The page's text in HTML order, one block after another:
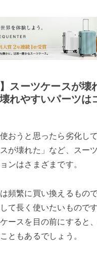
探す
〜
】スーツケースが壊
れやすいパーツは
使おうと思ったら劣化し
が壊れた」など、スー
ンはさまざまです。
頻繁に買い換えるもの
て長く使いたいもので
ースを目の前にすると
ともあるでしょう。